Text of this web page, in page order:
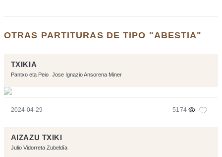
OTRAS PARTITURAS DE TIPO "ABESTIA"
TXIKIA
Pantxo eta Peio Jose Ignazio Ansorena Miner
2024-04-29 5174
AIZAZU TXIKI
Julio Vidorreta Zubeldía